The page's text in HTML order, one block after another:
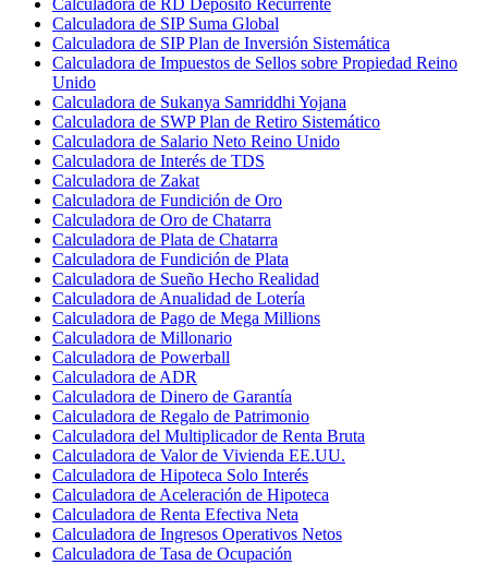
Calculadora de SIP Suma Global
Calculadora de SIP Plan de Inversión Sistemática
Calculadora de Impuestos de Sellos sobre Propiedad Reino
Unido
Calculadora de Sukanya Samriddhi Yojana
Calculadora de SWP Plan de Retiro Sistemático
Calculadora de Salario Neto Reino Unido
Calculadora de Interés de TDS
Calculadora de Zakat
Calculadora de Fundición de Oro
Calculadora de Oro de Chatarra
Calculadora de Plata de Chatarra
Calculadora de Fundición de Plata
Calculadora de Sueño Hecho Realidad
Calculadora de Anualidad de Lotería
Calculadora de Pago de Mega Millions
Calculadora de Millonario
Calculadora de Powerball
Calculadora de ADR
Calculadora de Dinero de Garantía
Calculadora de Regalo de Patrimonio
Calculadora del Multiplicador de Renta Bruta
Calculadora de Valor de Vivienda EE.UU.
Calculadora de Hipoteca Solo Interés
Calculadora de Aceleración de Hipoteca
Calculadora de Renta Efectiva Neta
Calculadora de Ingresos Operativos Netos
Calculadora de Tasa de Ocupación